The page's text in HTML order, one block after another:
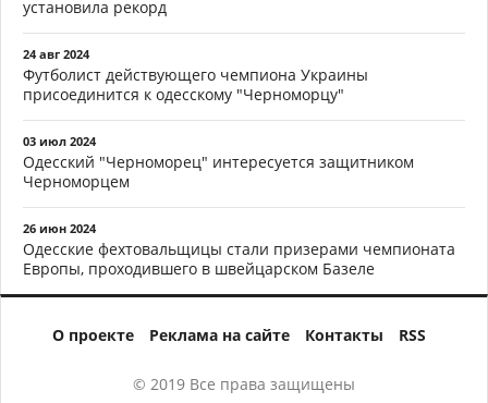
установила рекорд
24 авг 2024
Футболист действующего чемпиона Украины
присоединится к одесскому "Черноморцу"
03 июл 2024
Одесский "Черноморец" интересуется защитником
Черноморцем
26 июн 2024
Одесские фехтовальщицы стали призерами чемпионата
Европы, проходившего в швейцарском Базеле
О проекте Реклама на сайте Контакты RSS
© 2019 Все права защищены